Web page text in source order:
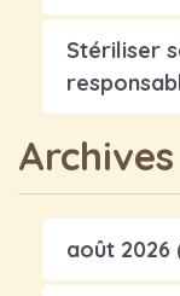
Stériliser
Archives
août 2026